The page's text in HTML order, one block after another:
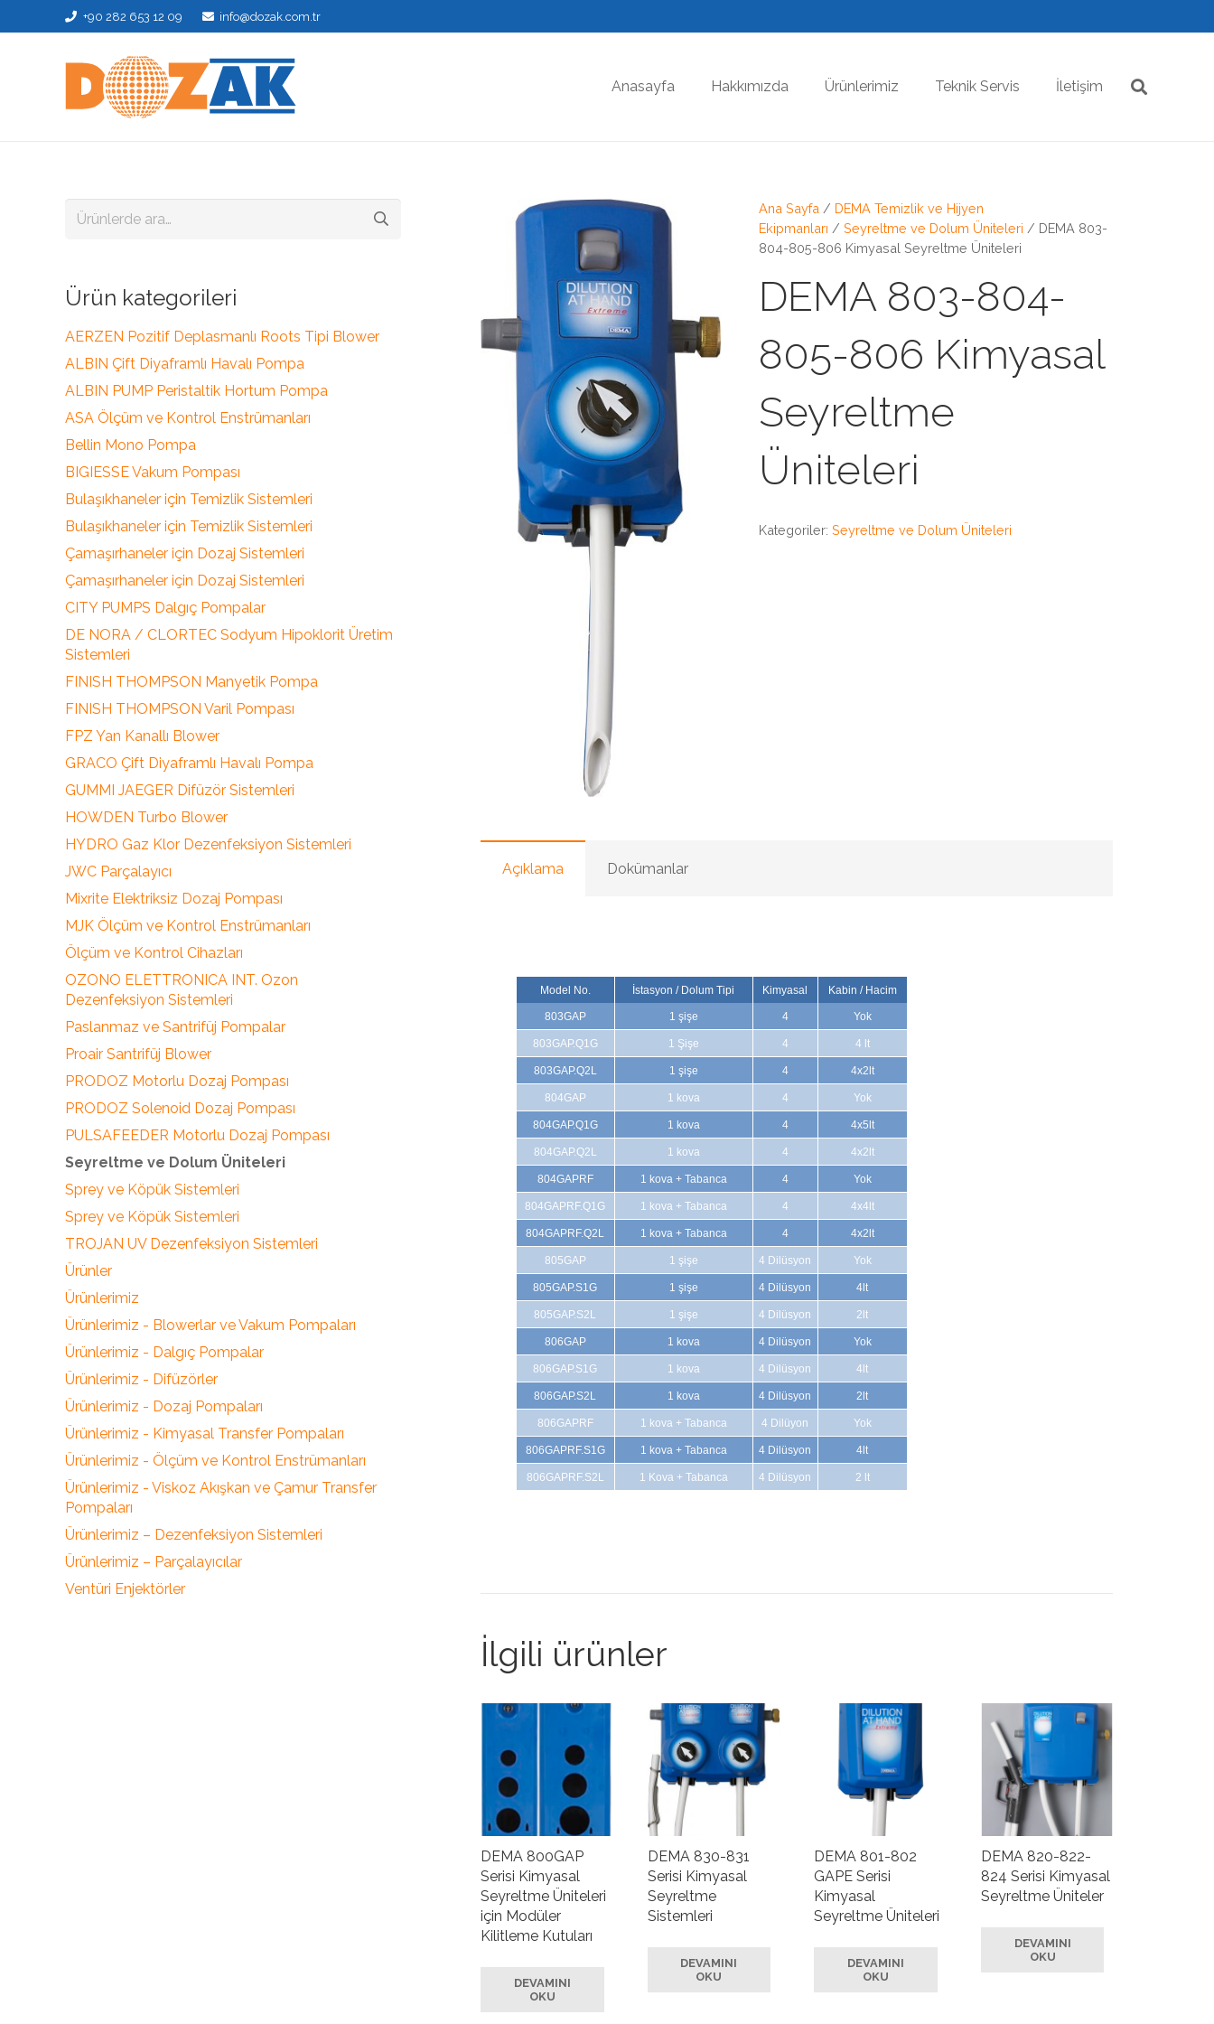
+90 282 653 12 09 info@dozak.com.tr
Anasayfa Hakkımızda Ürünlerimiz Teknik Servis İletişim
Ana Sayfa / DEMA Temizlik ve Hijyen
Ekipmanları / Seyreltme ve Dolum Üniteleri / DEMA 803-
804-805-806 Kimyasal Seyreltme Üniteleri
DEMA 803-804-
805-806 Kimyasal
Seyreltme
Üniteleri
Kategoriler: Seyreltme ve Dolum Üniteleri
Açıklama Dokümanlar
Model No. İstasyon / Dolum Tipi Kimyasal Kabin / Hacim
803GAP 1 şişe 4 Yok
803GAP.Q1G 1 Şişe 4 4 lt
803GAP.Q2L 1 şişe 4 4x2lt
804GAP 1 kova 4 Yok
804GAP.Q1G 1 kova 4 4x5lt
804GAP.Q2L 1 kova 4 4x2lt
804GAPRF 1 kova + Tabanca 4 Yok
804GAPRF.Q1G 1 kova + Tabanca 4 4x4lt
804GAPRF.Q2L 1 kova + Tabanca 4 4x2lt
805GAP 1 şişe 4 Dilüsyon Yok
805GAP.S1G 1 şişe 4 Dilüsyon 4lt
805GAP.S2L 1 şişe 4 Dilüsyon 2lt
806GAP 1 kova 4 Dilüsyon Yok
806GAP.S1G 1 kova 4 Dilüsyon 4lt
806GAP.S2L 1 kova 4 Dilüsyon 2lt
806GAPRF 1 kova + Tabanca 4 Dilüyon Yok
806GAPRF.S1G 1 kova + Tabanca 4 Dilüsyon 4lt
806GAPRF.S2L 1 Kova + Tabanca 4 Dilüsyon 2 lt
İlgili ürünler
DEMA 800GAP
Serisi Kimyasal
Seyreltme Üniteleri
için Modüler
Kilitleme Kutuları
DEVAMINI
OKU
DEMA 830-831
Serisi Kimyasal
Seyreltme
Sistemleri
DEVAMINI
OKU
DEMA 801-802
GAPE Serisi
Kimyasal
Seyreltme Üniteleri
DEVAMINI
OKU
DEMA 820-822-
824 Serisi Kimyasal
Seyreltme Üniteler
DEVAMINI
OKU
Ara:
Ürün kategorileri
AERZEN Pozitif Deplasmanlı Roots Tipi Blower
ALBIN Çift Diyaframlı Havalı Pompa
ALBIN PUMP Peristaltik Hortum Pompa
ASA Ölçüm ve Kontrol Enstrümanları
Bellin Mono Pompa
BIGIESSE Vakum Pompası
Bulaşıkhaneler için Temizlik Sistemleri
Bulaşıkhaneler için Temizlik Sistemleri
Çamaşırhaneler için Dozaj Sistemleri
Çamaşırhaneler için Dozaj Sistemleri
CITY PUMPS Dalgıç Pompalar
DE NORA / CLORTEC Sodyum Hipoklorit Üretim
Sistemleri
FINISH THOMPSON Manyetik Pompa
FINISH THOMPSON Varil Pompası
FPZ Yan Kanallı Blower
GRACO Çift Diyaframlı Havalı Pompa
GUMMI JAEGER Difüzör Sistemleri
HOWDEN Turbo Blower
HYDRO Gaz Klor Dezenfeksiyon Sistemleri
JWC Parçalayıcı
Mixrite Elektriksiz Dozaj Pompası
MJK Ölçüm ve Kontrol Enstrümanları
Ölçüm ve Kontrol Cihazları
OZONO ELETTRONICA INT. Ozon
Dezenfeksiyon Sistemleri
Paslanmaz ve Santrifüj Pompalar
Proair Santrifüj Blower
PRODOZ Motorlu Dozaj Pompası
PRODOZ Solenoid Dozaj Pompası
PULSAFEEDER Motorlu Dozaj Pompası
Seyreltme ve Dolum Üniteleri
Sprey ve Köpük Sistemleri
Sprey ve Köpük Sistemleri
TROJAN UV Dezenfeksiyon Sistemleri
Ürünler
Ürünlerimiz
Ürünlerimiz - Blowerlar ve Vakum Pompaları
Ürünlerimiz - Dalgıç Pompalar
Ürünlerimiz - Difüzörler
Ürünlerimiz - Dozaj Pompaları
Ürünlerimiz - Kimyasal Transfer Pompaları
Ürünlerimiz - Ölçüm ve Kontrol Enstrümanları
Ürünlerimiz - Viskoz Akışkan ve Çamur Transfer
Pompaları
Ürünlerimiz – Dezenfeksiyon Sistemleri
Ürünlerimiz – Parçalayıcılar
Ventüri Enjektörler